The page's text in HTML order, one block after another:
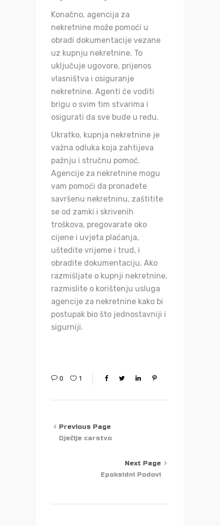
Konačno, agencija za
nekretnine može pomoći u
obradi dokumentacije vezane
uz kupnju nekretnine. To
uključuje ugovore, prijenos
vlasništva i osiguranje
nekretnine. Agenti će voditi
brigu o svim tim stvarima i
osigurati da sve bude u redu.
Ukratko, kupnja nekretnine je
važna odluka koja zahtijeva
pažnju i stručnu pomoć.
Agencije za nekretnine mogu
vam pomoći da pronađete
savršenu nekretninu, zaštitite
se od zamki i skrivenih
troškova, pregovarate oko
cijene i uvjeta plaćanja,
uštedite vrijeme i trud, i
obradite dokumentaciju. Ako
razmišljate o kupnji nekretnine,
razmislite o korištenju usluga
agencije za nekretnine kako bi
postupak bio što jednostavniji i
sigurniji.
0 1
Previous Page
Dječije carstvo
Next Page
Epoksidni Podovi